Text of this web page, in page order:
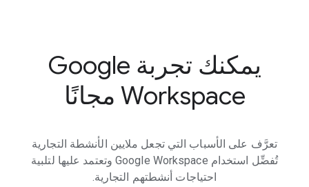
يمكنك تجربة Google
Workspace مجانًا
تعرَّف على الأسباب التي تجعل ملايين الأنشطة التجارية
تُفضِّل استخدام Google Workspace وتعتمد عليها لتلبية
احتياجات أنشطتهم التجارية.